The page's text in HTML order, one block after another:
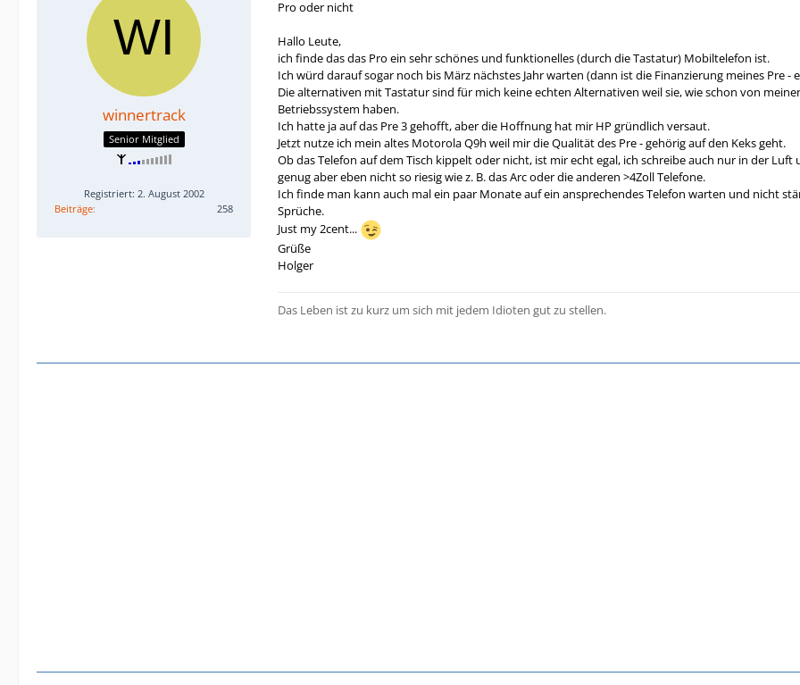
winnertrack
Senior Mitglied
Registriert: 2. August 2002
Beiträge
258
Pro oder nicht
Hallo Leute,
ich finde das das Pro ein sehr schönes und funktionelles (durch die Tastatur) Mobiltelefon ist.
Ich würd darauf sogar noch bis März nächstes Jahr warten (dann ist die Finanzierung meines Pre -
Die alternativen mit Tastatur sind für mich keine echten Alternativen weil sie, wie schon von
Betriebssystem haben.
Ich hatte ja auf das Pre 3 gehofft, aber die Hoffnung hat mir HP gründlich versaut.
Jetzt nutze ich mein altes Motorola Q9h weil mir die Qualität des Pre - gehörig auf den Keks geht.
Ob das Telefon auf dem Tisch kippelt oder nicht, ist mir echt egal, ich schreibe auch nur in der
genug aber eben nicht so riesig wie z. B. das Arc oder die anderen >4Zoll Telefone.
Ich finde man kann auch mal ein paar Monate auf ein ansprechendes Telefon warten und nicht
Sprüche.
Just my 2cent...
Grüße
Holger
Das Leben ist zu kurz um sich mit jedem Idioten gut zu stellen.